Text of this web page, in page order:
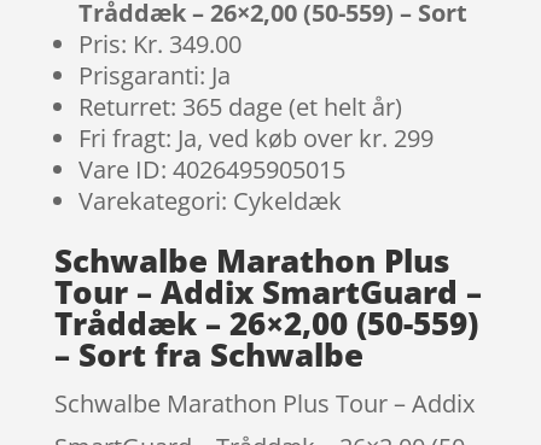
Tråddæk – 26×2,00 (50-559) – Sort
Pris: Kr. 349.00
Prisgaranti: Ja
Returret: 365 dage (et helt år)
Fri fragt: Ja, ved køb over kr. 299
Vare ID: 4026495905015
Varekategori: Cykeldæk
Schwalbe Marathon Plus
Tour – Addix SmartGuard –
Tråddæk – 26×2,00 (50-559)
– Sort fra Schwalbe
Schwalbe Marathon Plus Tour – Addix